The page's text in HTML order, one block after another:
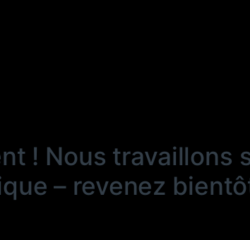
! Nous travaillons
– revenez